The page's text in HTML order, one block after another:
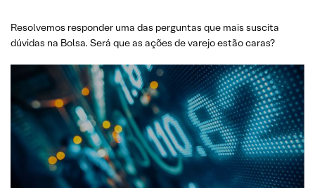
Resolvemos responder uma das perguntas que mais suscita
dúvidas na Bolsa. Será que as ações de varejo estão caras?